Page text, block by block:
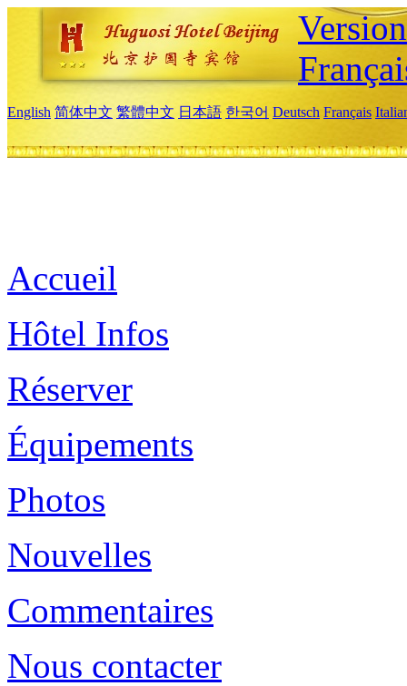
English 简体中文 繁體中文 日本語 한국어 Deutsch Français
Accueil
Hôtel Infos
Réserver
Équipements
Photos
Nouvelles
Commentaires
Nous contacter